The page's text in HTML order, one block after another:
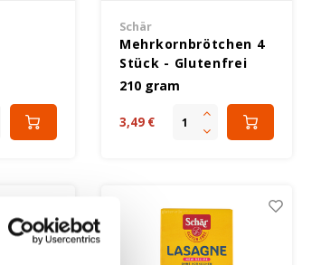
Schär
Mehrkornbrötchen 4
Stück - Glutenfrei
210 gram
3,49 €